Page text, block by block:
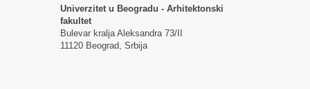
Univerzitet u Beogradu - Arhitektonski
fakultet
Bulevar kralja Aleksandra 73/II
11120 Beograd, Srbija